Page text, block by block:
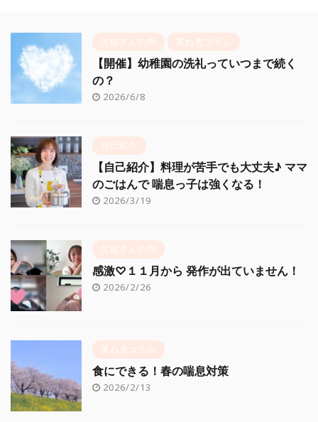
生徒さんの声 重ね煮コラム
【開催】幼稚園の洗礼っていつまで続く
の？
2026/6/8
自己紹介
【自己紹介】料理が苦手でも大丈夫♪ ママ
のごはんで 喘息っ子は強くなる！
2026/3/19
生徒さんの声
感激♡１１月から 発作が出ていません！
2026/2/26
重ね煮コラム
食にできる！春の喘息対策
2026/2/13